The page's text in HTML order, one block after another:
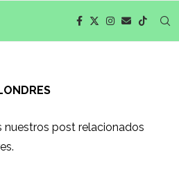
post relacionados